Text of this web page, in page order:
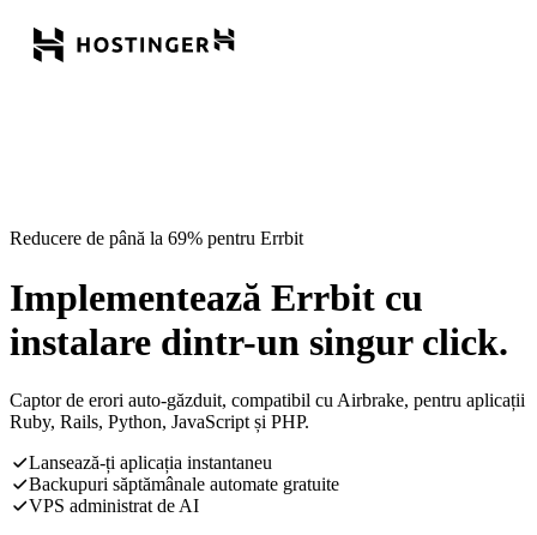
Reducere de până la 69% pentru Errbit
Implementează Errbit cu
instalare dintr-un singur click.
Captor de erori auto-găzduit, compatibil cu Airbrake, pentru aplicații
Ruby, Rails, Python, JavaScript și PHP.
Lansează-ți aplicația instantaneu
Backupuri săptămânale automate gratuite
VPS administrat de AI